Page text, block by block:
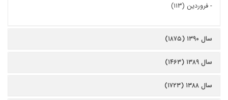
-فروردین (۱۱۳)
سال ۱۳۹۰ (۱۸۷۵)
سال ۱۳۸۹ (۱۴۶۳)
سال ۱۳۸۸ (۱۷۲۳)